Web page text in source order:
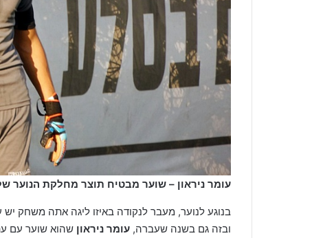
עומר ניראון – שוער מבטיח תוצר מחלקת הנוער
בנוגע לנוער, מעבר לנקודה באיזו ליגה אתה משחק
ובזה גם בשנה שעברה, עומר ניראון שהוא שוער עם